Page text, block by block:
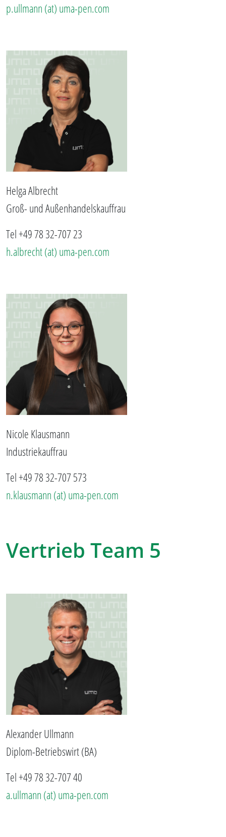
p.ullmann (at) uma-pen.com
Helga Albrecht
Groß- und Außenhandelskauffrau
Tel +49 78 32-707 23
h.albrecht (at) uma-pen.com
Nicole Klausmann
Industriekauffrau
Tel +49 78 32-707 573
n.klausmann (at) uma-pen.com
Vertrieb Team 5
Alexander Ullmann
Diplom-Betriebswirt (BA)
Tel +49 78 32-707 40
a.ullmann (at) uma-pen.com